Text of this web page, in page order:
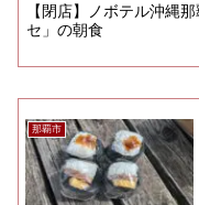
【閉店】ノボテル沖縄
セ」の朝食
那覇市